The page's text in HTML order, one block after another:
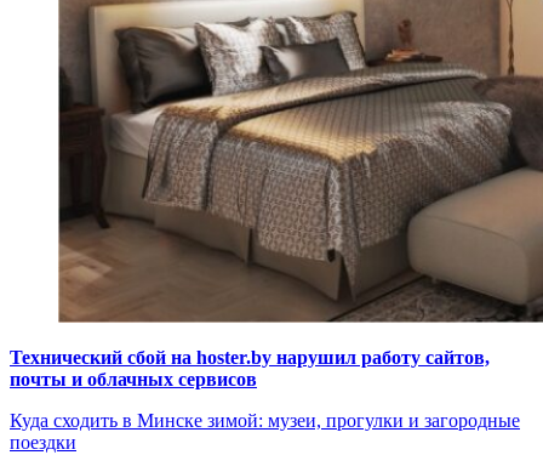
Технический сбой на hoster.by нарушил работу сайтов,
почты и облачных сервисов
Куда сходить в Минске зимой: музеи, прогулки и загородные
поездки